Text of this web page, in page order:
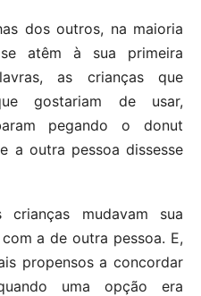
dos outros, na maioria
atêm à sua primeira
as crianças que
gostariam de usar,
pegando o donut
a outra pessoa dissesse
mudavam sua
a de outra pessoa. E,
propensos a concordar
uma opção era